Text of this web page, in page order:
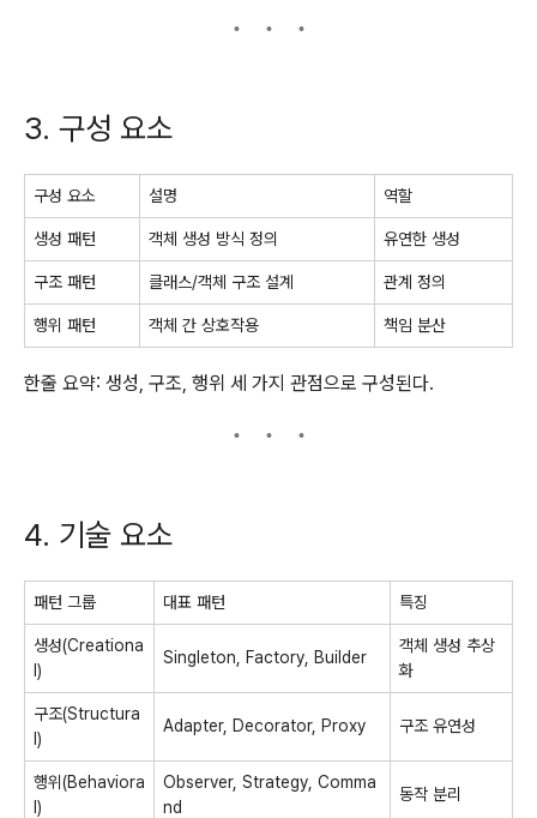
3. 구성 요소
구성 요소 설명 역할
생성 패턴 객체 생성 방식 정의 유연한 생성
구조 패턴 클래스/객체 구조 설계 관계 정의
행위 패턴 객체 간 상호작용 책임 분산
한줄 요약: 생성, 구조, 행위 세 가지 관점으로 구성된다.
4. 기술 요소
패턴 그룹 대표 패턴 특징
생성(Creationa
l)
Singleton, Factory, Builder
객체 생성 추상
화
구조(Structura
l)
Adapter, Decorator, Proxy 구조 유연성
행위(Behaviora
l)
Observer, Strategy, Comma
nd
동작 분리